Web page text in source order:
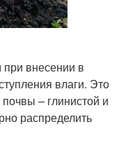
внесении в
влаги. Это
– глинистой и
распределить